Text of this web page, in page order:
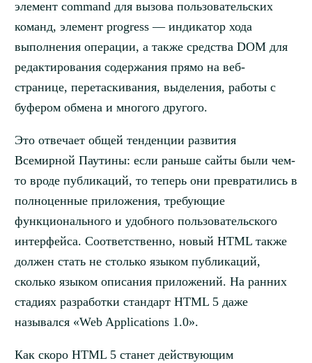
элемент command для вызова пользовательских
команд, элемент progress — индикатор хода
выполнения операции, а также средства DOM для
редактирования содержания прямо на веб-
странице, перетаскивания, выделения, работы с
буфером обмена и многого другого.
Это отвечает общей тенденции развития
Всемирной Паутины: если раньше сайты были чем-
то вроде публикаций, то теперь они превратились в
полноценные приложения, требующие
функционального и удобного пользовательского
интерфейса. Соответственно, новый HTML также
должен стать не столько языком публикаций,
сколько языком описания приложений. На ранних
стадиях разработки стандарт HTML 5 даже
назывался «Web Applications 1.0».
Как скоро HTML 5 станет действующим